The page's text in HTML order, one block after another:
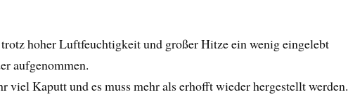
hoher Luftfeuchtigkeit und großer Hitze ein wenig eingelebt
aufgenommen.
viel Kaputt und es muss mehr als erhofft wieder hergestellt werden.